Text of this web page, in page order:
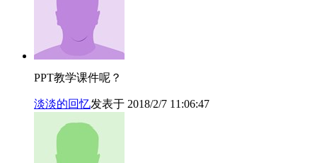
PPT教学课件呢？
淡淡的回忆发表于 2018/2/7 11:06:47